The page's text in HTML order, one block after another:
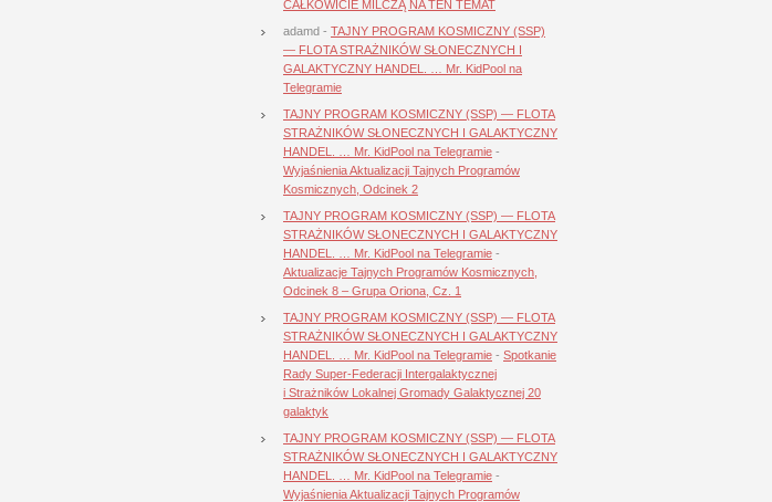
CAŁKOWICIE MILCZĄ NA TEN TEMAT
adamd - TAJNY PROGRAM KOSMICZNY (SSP)
— FLOTA STRAŻNIKÓW SŁONECZNYCH I
GALAKTYCZNY HANDEL. … Mr. KidPool na
Telegramie
TAJNY PROGRAM KOSMICZNY (SSP) — FLOTA
STRAŻNIKÓW SŁONECZNYCH I GALAKTYCZNY
HANDEL. … Mr. KidPool na Telegramie -
Wyjaśnienia Aktualizacji Tajnych Programów
Kosmicznych, Odcinek 2
TAJNY PROGRAM KOSMICZNY (SSP) — FLOTA
STRAŻNIKÓW SŁONECZNYCH I GALAKTYCZNY
HANDEL. … Mr. KidPool na Telegramie -
Aktualizacje Tajnych Programów Kosmicznych,
Odcinek 8 – Grupa Oriona, Cz. 1
TAJNY PROGRAM KOSMICZNY (SSP) — FLOTA
STRAŻNIKÓW SŁONECZNYCH I GALAKTYCZNY
HANDEL. … Mr. KidPool na Telegramie - Spotkanie
Rady Super-Federacji Intergalaktycznej
i Strażników Lokalnej Gromady Galaktycznej 20
galaktyk
TAJNY PROGRAM KOSMICZNY (SSP) — FLOTA
STRAŻNIKÓW SŁONECZNYCH I GALAKTYCZNY
HANDEL. … Mr. KidPool na Telegramie -
Wyjaśnienia Aktualizacji Tajnych Programów